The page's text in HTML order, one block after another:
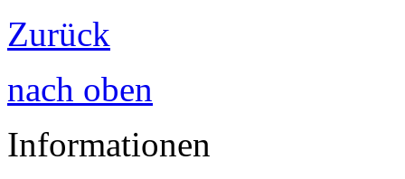
Zurück
nach oben
Informationen